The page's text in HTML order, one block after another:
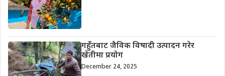
गहुँतबाट जैविक विषादी उत्पादन गरेर
खेतीमा प्रयोग
December 24, 2025